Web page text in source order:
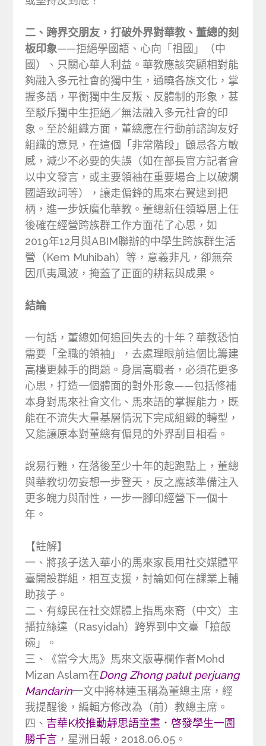
二、跨界交朋友，打破外界對華教、董總的刻
板印象——拒絕學國語、心向「祖國」（中
國）、只關心華人利益。華教應該突顯相對能
夠融入多元社會的獨中生，通曉各族文化，掌
握多語，平衡獨中生反叛、反體制的形象，甚
至駁斥獨中生拒絕／無法融入多元社會的印
象。至於組織方面，董總應在行動前諮詢友好
組織的意見，在這個「非常階段」顧忌各方敏
感，減少不必要的失誤（如在部長官方記者會
以中文發言，或主要領袖在重要場合上以破爛
國語致詞等），讓走偏鋒的馬來右翼逮到把
柄，進一步妖魔化華教。董總新任領導層上任
後確在經營跨族群工作方面花了心思，如
2019年12月與ABIM聯辦的中學生跨族群生活
營（Kem Muhibah）等，意義非凡，卻無奈
因爪夷風波，掩蓋了正面的耕耘與成果。
結論
一句話，董總如何追回失去的十年？華教恐怕
需要「全職的領袖」，去處理眼前這個比籌建
高樓更棘手的問題。身居高職者，必須花更多
心思，打造一個體面的對外形象——包括修補
本身對馬來社會文化、馬來語的掌握能力，既
能在不流失大量基層情況下完成組織的轉型，
又能讓原本對董總有偏見的外界刮目相看。
說易行難，在落後至少十年的起跑點上，董總
與華教切勿妄想一步登天，反之應該準備注入
更多魄力與耐性，一步一腳印經營下一個十
年。
【註解】
一、將孩子送入華小的馬來家長用社交媒體平
臺開設群組，相互支援，討論如何在課業上輔
助孩子。
二、有線民在社交媒體上指馬來裔（中文）主
播拉絲達（Rasyidah）跨界到中文臺「搶飯
碗」。
三、《當今大馬》馬來文版專欄作者Mohd
Mizan Aslam在Dong Zhong patut perjuang
Mandarin一文中將林連玉稱為董總主席，經
我提醒後，編輯方修改為（前）教總主席。
四、 吉華K校推動靜思語童畫．啓發學生一圖
勝千言 ，星洲日報，2018.06.05。